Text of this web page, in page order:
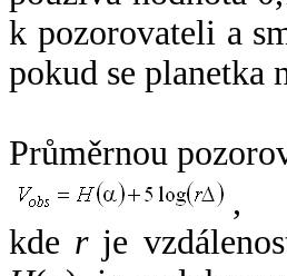
k pozorovateli a
pokud se planetka
Průměrnou
,
kde rje